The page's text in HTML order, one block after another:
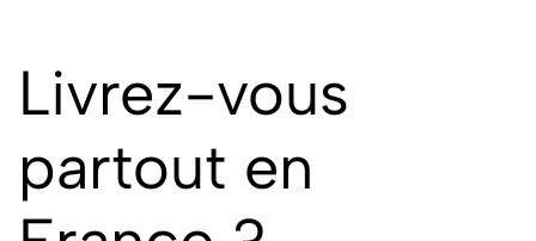
Livrez-vous
partout en